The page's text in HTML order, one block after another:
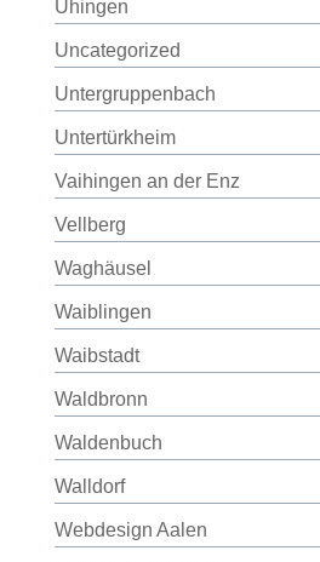
Uhingen
Uncategorized
Untergruppenbach
Untertürkheim
Vaihingen an der Enz
Vellberg
Waghäusel
Waiblingen
Waibstadt
Waldbronn
Waldenbuch
Walldorf
Webdesign Aalen